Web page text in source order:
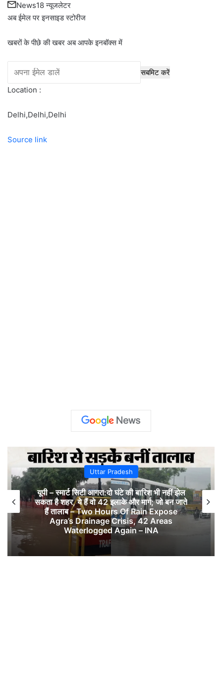
News18 न्यूजलेटर
अब ईमेल पर इनसाइड स्‍टोर‍ीज
खबरों के पीछे की खबर अब आपके इनबॉक्‍स में
सबमिट करें
Location :
Delhi,Delhi,Delhi
Source link
Uttar Pradesh
यूपी – स्मार्ट सिटी आगरा:दो घंटे की बारिश भी नहीं झेल
सकता है शहर, ये हैं वो 42 इलाके और मार्ग; जो बन जाते
हैं तालाब – Two Hours Of Rain Expose
Agra’s Drainage Crisis, 42 Areas
Waterlogged Again – INA